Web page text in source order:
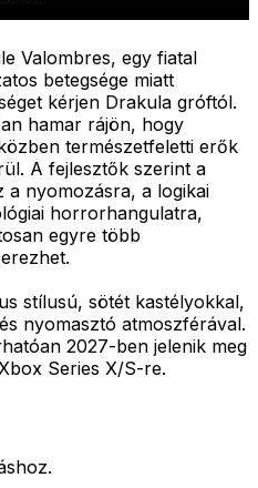
Valombres, egy fiatal
betegsége miatt
kérjen Drakula gróftól.
hamar rájön, hogy
természetfeletti erők
A fejlesztők szerint a
a nyomozásra, a logikai
horrorhangulatra,
egyre több
stílusú, sötét kastélyokkal,
nyomasztó atmoszférával.
2027-ben jelenik meg
Series X/S-re.